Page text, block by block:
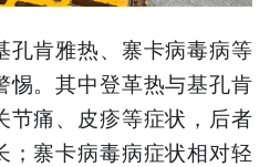
孔肯雅热、寨卡病毒病等
惕。其中登革热与基孔肯
节痛、皮疹等症状，后者
；寨卡病毒病症状相对轻